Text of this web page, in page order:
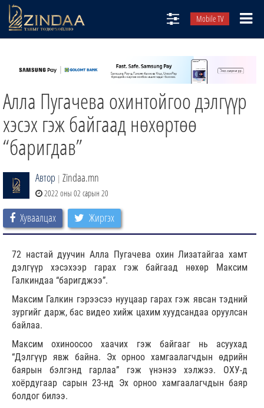
Mobile TV
ТВ8
ӨГЛӨӨНИЙ СОНИН
АУДИО ЗОХИОЛ
ЗИНДАА СЭТГҮҮЛ
Алла Пугачева охинтойгоо дэлгүүр
хэсэх гэж байгаад нөхөртөө
“баригдав”
Автор | Zindaa.mn
2022 оны 02 сарын 20
Хуваалцах Жиргэх
72 настай дуучин Алла Пугачева охин Лизатайгаа хамт
дэлгүүр хэсэхээр гарах гэж байгаад нөхөр Максим
Галкиндаа “баригджээ”.
Максим Галкин гэрээсээ нууцаар гарах гэж явсан тэдний
зургийг дарж, бас видео хийж цахим хуудсандаа оруулсан
байлаа.
Максим охиноосоо хаачих гэж байгааг нь асуухад
“Дэлгүүр явж байна. Эх орноо хамгаалагчдын өдрийн
баярын бэлгэнд гарлаа” гэж үнэнээ хэлжээ. ОХУ-д
хоёрдугаар сарын 23-нд Эх орноо хамгаалагчдын баяр
болдог билээ.